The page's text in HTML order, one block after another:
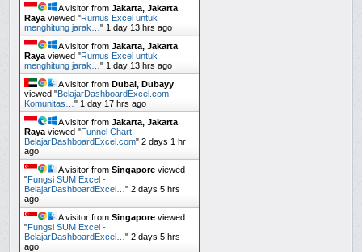
A visitor fromJakarta, Jakarta
Raya viewed "Rumus Excel untuk
menghitung jarak…" 1 day 13 hrs ago
A visitor fromJakarta, Jakarta
Raya viewed "Rumus Excel untuk
menghitung jarak…" 1 day 13 hrs ago
A visitor fromDubai, Dubayy
viewed "BelajarDashboardExcel.com -
Komunitas…" 1 day 17 hrs ago
A visitor fromJakarta, Jakarta
Raya viewed "Funnel Chart -
BelajarDashboardExcel.com"2 days 1 hr
ago
A visitor fromSingapore viewed
"Fungsi SUM Excel -
BelajarDashboardExcel…"2 days 5 hrs
ago
A visitor fromSingapore viewed
"Fungsi SUM Excel -
BelajarDashboardExcel…"2 days 5 hrs
ago